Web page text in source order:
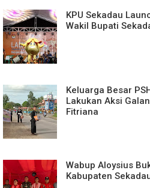
KPU Sekadau
Wakil Bupati
Keluarga Besar
Lakukan Aksi
Fitriana
Wabup Aloysius
Kabupaten